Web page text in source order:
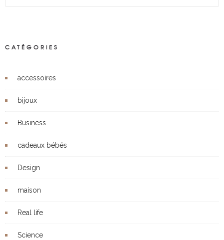
CATÉGORIES
accessoires
bijoux
Business
cadeaux bébés
Design
maison
Real life
Science